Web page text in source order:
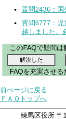
質問2436：国
質問6777：児
越しました。
このFAQで疑問は
FAQを充実させる
前ぺージに戻る
ＦＡＱトップへ
練馬区役所